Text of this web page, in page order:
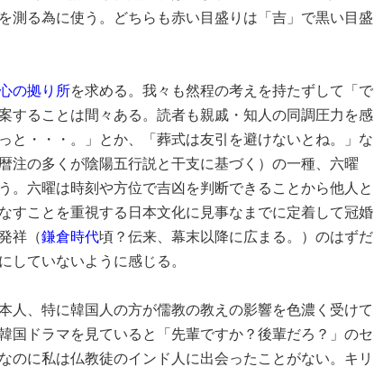
測る為に使う。どちらも赤い目盛りは「吉」で黒い目盛
の拠り所を求める。我々も然程の考えを持たずして「で
することは間々ある。読者も親戚・知人の同調圧力を感
と・・・。」とか、「葬式は友引を避けないとね。」な
注の多くが陰陽五行説と干支に基づく）の一種、六曜
。六曜は時刻や方位で吉凶を判断できることから他人と
すことを重視する日本文化に見事なまでに定着して冠婚
祥（鎌倉時代頃？伝来、幕末以降に広まる。）のはずだ
していないように感じる。
人、特に韓国人の方が儒教の教えの影響を色濃く受けて
国ドラマを見ていると「先輩ですか？後輩だろ？」のセ
のに私は仏教徒のインド人に出会ったことがない。キリ